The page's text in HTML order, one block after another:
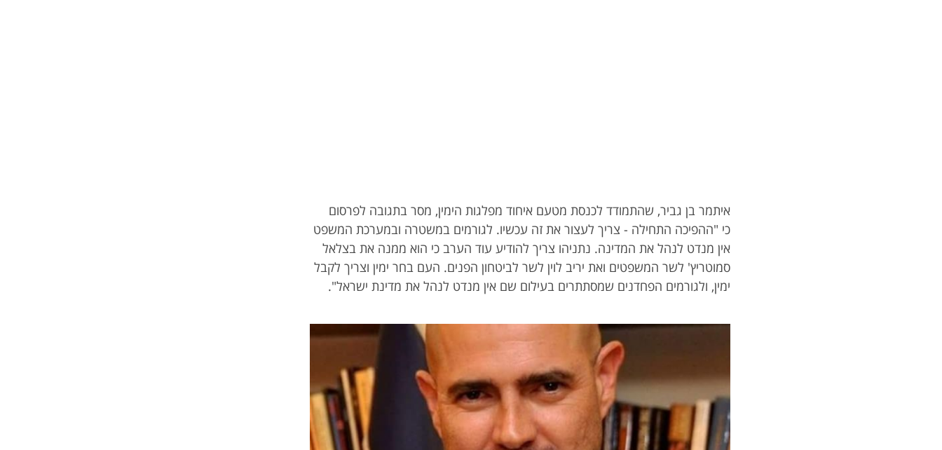
איתמר בן גביר, שהתמודד לכנסת מטעם איחוד מפלגות הימין, מסר בתגובה לפרסום
כי "ההפיכה התחילה - צריך לעצור את זה עכשיו. לגורמים במשטרה ובמערכת המשפט
אין מנדט לנהל את המדינה. נתניהו צריך להודיע עוד הערב כי הוא ממנה את בצלאל
סמוטריץ' לשר המשפטים ואת יריב לוין לשר לביטחון הפנים. העם בחר ימין וצריך לקבל
ימין, ולגורמים הפחדנים שמסתתרים בעילום שם אין מנדט לנהל את מדינת ישראל".